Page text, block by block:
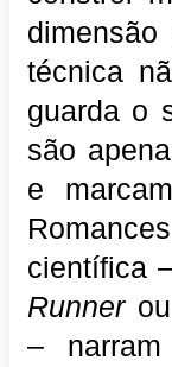
técnica
guarda o
são
e
científica
Runnerou
–